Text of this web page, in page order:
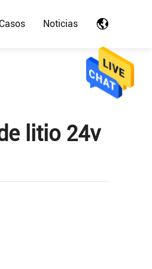
Casos Noticias
litio 24v